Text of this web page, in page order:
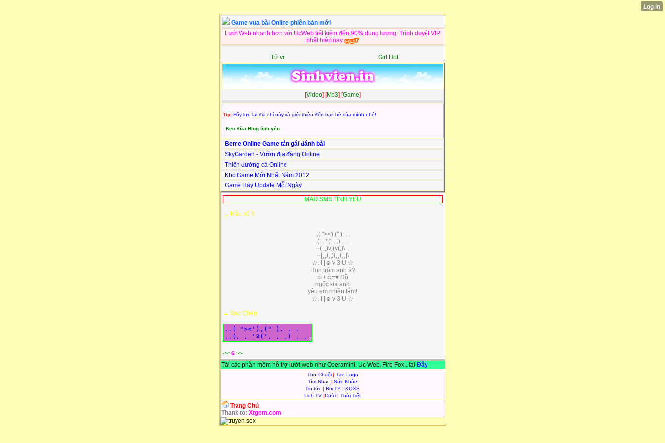
Game vua bài Online phiên bản mới
Lướt Web nhanh hơn với UcWeb tiết kiệm đến 90% dung lượng. Trình duyệt VIP
nhất hiện nay
Tử vi Girl Hot
[Video] [Mp3] [Game]
Tip: Hãy lưu lại địa chỉ này và giới thiệu đến bạn bè của mình nhé!
- Kẹo Sữa Blog tình yêu
Beme Online Game tán gái đánh bài
SkyGarden - Vườn địa đàng Online
Thiên đường cá Online
Kho Game Mới Nhất Năm 2012
Game Hay Update Mỗi Ngày
MẪU SMS TÌNH YÊU
→ Mẫu số 6
..( "><'),(" ). . .
..(. . 'º('. . .) . . ..
··( ,,)v)(v(,)\...
··|¸¸)¸¸)(¸¸(¸¸|\
☆. I |☺Ｖ3 U.☆
Hun trộm anh à?
☺+☺=♥ Đồ
ngốc kia anh
yêu em nhiều lắm!
☆. I |☺Ｖ3 U.☆
→ Sao Chép
<<6 >>
Tải các phần mềm hỗ trợ lướt web như Operamini, Uc Web, Fire Fox.. tại Đây
Thơ Chuối| Tạo Logo
Tìm Nhạc | Sức Khỏe
Tin tức | Bói TY | KQXS
Lịch TV |Cười | Thời Tiết
Trang Chủ
Thank to: Xtgem.com